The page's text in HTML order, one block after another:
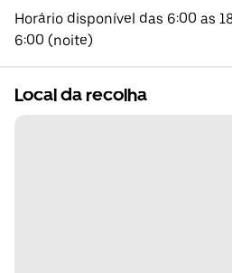
Horário disponível das 6:00 as
6:00 (noite)
Local da recolha